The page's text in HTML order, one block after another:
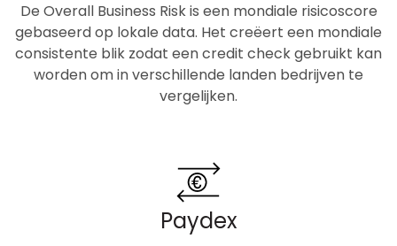
De Overall Business Risk is een mondiale risicoscore
gebaseerd op lokale data. Het creëert een mondiale
consistente blik zodat een credit check gebruikt kan
worden om in verschillende landen bedrijven te
vergelijken.
Paydex